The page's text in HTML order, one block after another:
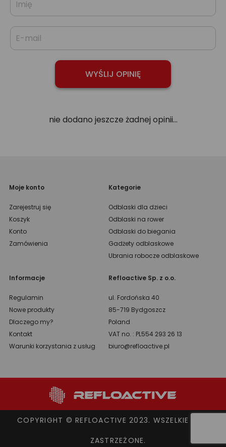
nie dodano jeszcze żadnej opinii...
Moje konto
Zarejestruj się
Koszyk
Konto
Zamówienia
Kategorie
Odblaski dla dzieci
Odblaski na rower
Odblaski do biegania
Gadżety odblaskowe
Ubrania robocze odblaskowe
Informacje
Regulamin
Nowe produkty
Dlaczego my?
Kontakt
Warunki korzystania z usług
Refloactive Sp. z o.o.
ul. Fordońska 40
85-719 Bydgoszcz
Poland
VAT no. : PL554 293 26 13
biuro@refloactive.pl
COPYRIGHT © REFLOACTIVE 2023. WSZELKIE PRAWA
ZASTRZEŻONE.